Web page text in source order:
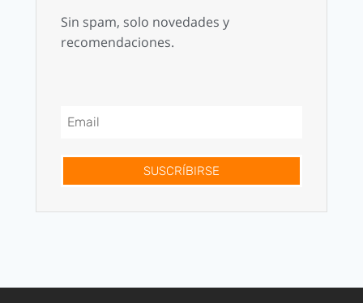
Sin spam, solo novedades y
recomendaciones.
SUSCRÍBIRSE